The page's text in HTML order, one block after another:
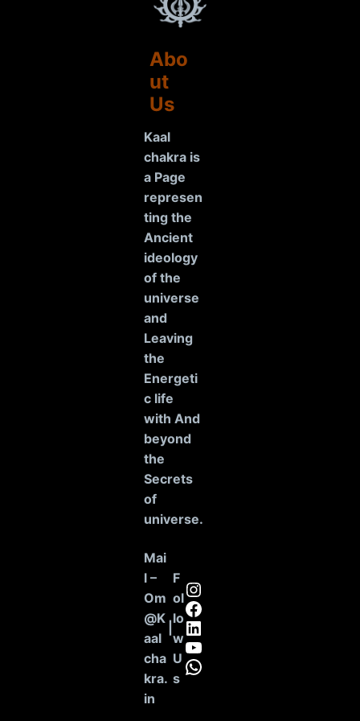
Abo
ut
Us
Kaal
chakra is
a Page
represen
ting the
Ancient
ideology
of the
universe
and
Leaving
the
Energeti
c life
with And
beyond
the
Secrets
of
universe.
Mai
l –
Om
@K
aal
cha
kra.
in
F
ol
lo
w
U
s
Instagram
Facebook
LinkedIn
YouTube
WhatsApp